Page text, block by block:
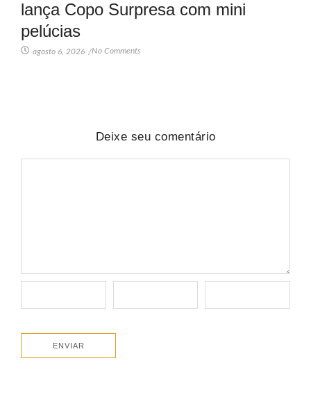
lança Copo Surpresa com mini
pelúcias
agosto 6, 2026 /No Comments
Deixe seu comentário